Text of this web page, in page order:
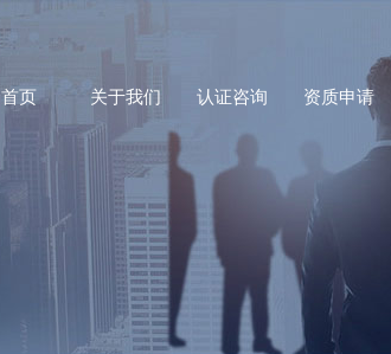
首页 关于我们 认证咨询 资质申请